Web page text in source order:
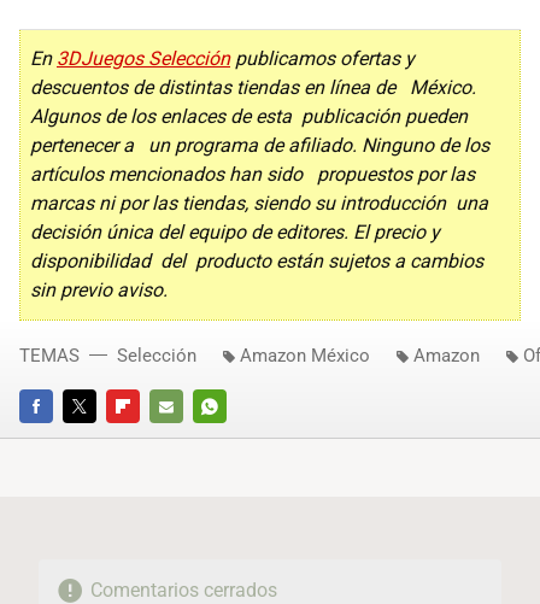
En 3DJuegos Selecciónpublicamos ofertas y
descuentos de distintas tiendas en línea de México.
Algunos de los enlaces de esta publicación pueden
pertenecer a un programa de afiliado. Ninguno de los
artículos mencionados han sido propuestos por las
marcas ni por las tiendas, siendo su introducción una
decisión única del equipo de editores. El precio y
disponibilidad del producto están sujetos a cambios
sin previo aviso.
FACEBOOKTWITTERFLIPBOARD
E-
WHATSAPP
TEMAS Selección Amazon México Amazon
Comentarios cerrados